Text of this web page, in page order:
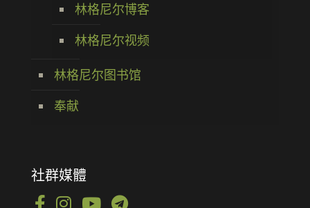
林格尼尔博客
林格尼尔视频
林格尼尔图书馆
奉献
社群媒體